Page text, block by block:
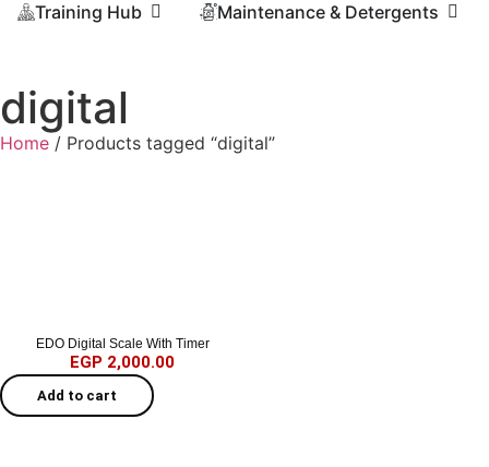
Training Hub
Maintenance & Detergents
digital
Home / Products tagged “digital”
EDO Digital Scale With Timer
EGP 2,000.00
Add to cart